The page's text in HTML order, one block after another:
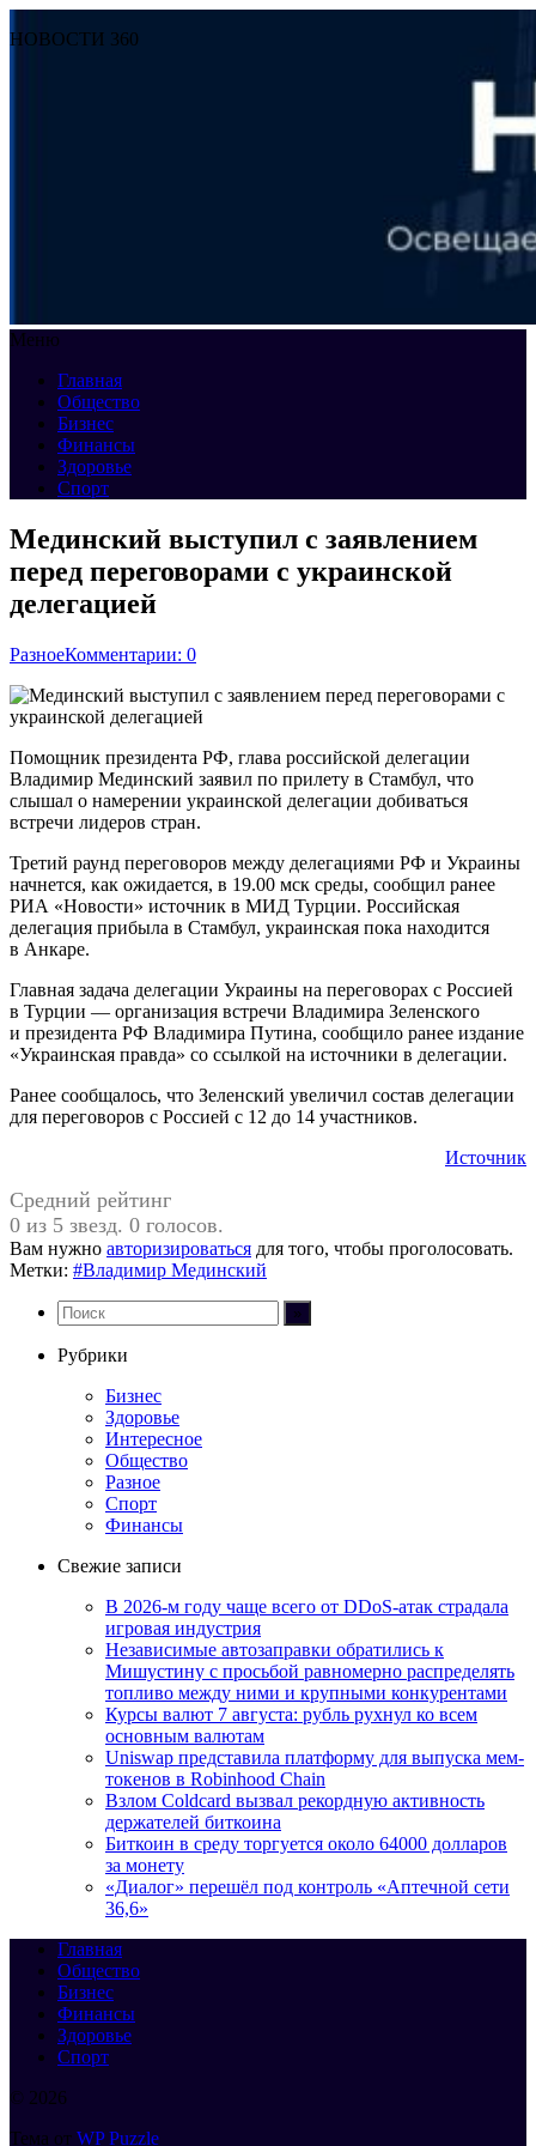
НОВОСТИ 360
Меню
Главная
Общество
Бизнес
Финансы
Здоровье
Спорт
Мединский выступил с заявлением
перед переговорами с украинской
делегацией
РазноеКомментарии: 0
Помощник президента РФ, глава российской делегации
Владимир Мединский заявил по прилету в Стамбул, что
слышал о намерении украинской делегации добиваться
встречи лидеров стран.
Третий раунд переговоров между делегациями РФ и Украины
начнется, как ожидается, в 19.00 мск среды, сообщил ранее
РИА «Новости» источник в МИД Турции. Российская
делегация прибыла в Стамбул, украинская пока находится
в Анкаре.
Главная задача делегации Украины на переговорах с Россией
в Турции — организация встречи Владимира Зеленского
и президента РФ Владимира Путина, сообщило ранее издание
«Украинская правда» со ссылкой на источники в делегации.
Ранее сообщалось, что Зеленский увеличил состав делегации
для переговоров с Россией с 12 до 14 участников.
Источник
Средний рейтинг
0 из 5 звезд. 0 голосов.
Вам нужно авторизироваться для того, чтобы проголосовать.
Метки: #Владимир Мединский
Рубрики
Бизнес
Здоровье
Интересное
Общество
Разное
Спорт
Финансы
Свежие записи
В 2026-м году чаще всего от DDoS-атак страдала
игровая индустрия
Независимые автозаправки обратились к
Мишустину с просьбой равномерно распределять
топливо между ними и крупными конкурентами
Курсы валют 7 августа: рубль рухнул ко всем
основным валютам
Uniswap представила платформу для выпуска мем-
токенов в Robinhood Chain
Взлом Coldcard вызвал рекордную активность
держателей биткоина
Биткоин в среду торгуется около 64000 долларов
за монету
«Диалог» перешёл под контроль «Аптечной сети
36,6»
Главная
Общество
Бизнес
Финансы
Здоровье
Спорт
© 2026
Тема от WP Puzzle